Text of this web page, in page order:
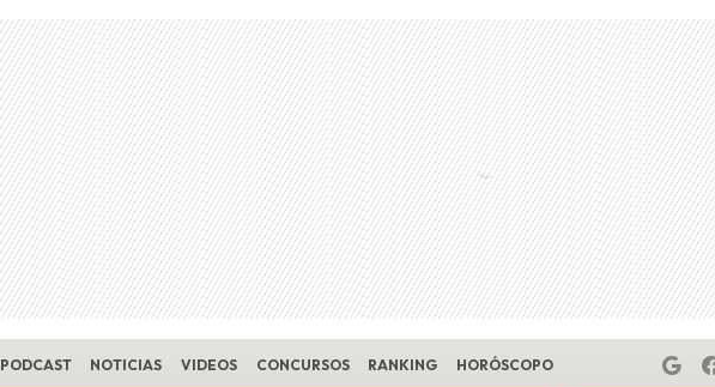
PODCAST NOTICIAS VIDEOS CONCURSOS RANKING HORÓSCOPO